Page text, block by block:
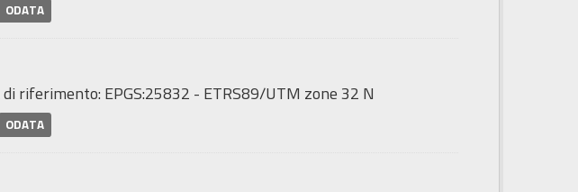
ODATA
riferimento: EPGS:25832 - ETRS89/UTM zone 32 N
ODATA